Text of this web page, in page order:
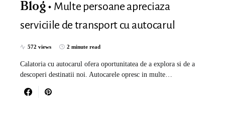
Blog
Multe persoane apreciaza
serviciile de transport cu autocarul
572 views 2 minute read
Calatoria cu autocarul ofera oportunitatea de a explora si de a
descoperi destinatii noi. Autocarele opresc in multe…